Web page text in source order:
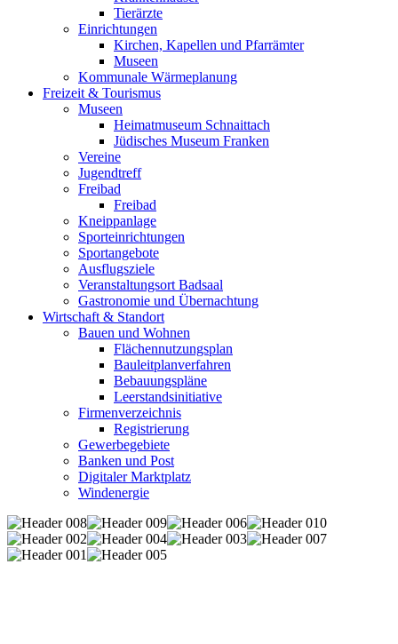
Tierärzte
Einrichtungen
Kirchen, Kapellen und Pfarrämter
Museen
Kommunale Wärmeplanung
Freizeit & Tourismus
Museen
Heimatmuseum Schnaittach
Jüdisches Museum Franken
Vereine
Jugendtreff
Freibad
Freibad
Kneippanlage
Sporteinrichtungen
Sportangebote
Ausflugsziele
Veranstaltungsort Badsaal
Gastronomie und Übernachtung
Wirtschaft & Standort
Bauen und Wohnen
Flächennutzungsplan
Bauleitplanverfahren
Bebauungspläne
Leerstandsinitiative
Firmenverzeichnis
Registrierung
Gewerbegebiete
Banken und Post
Digitaler Marktplatz
Windenergie